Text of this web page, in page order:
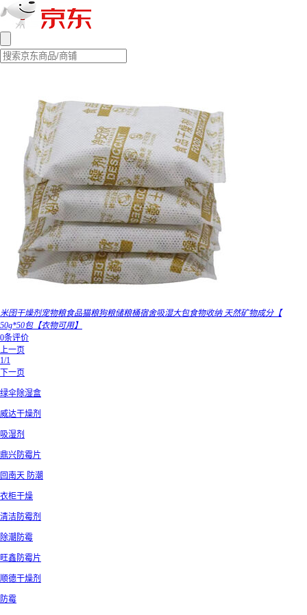
米囹干燥剂宠物粮食品猫粮狗粮储粮桶宿舍吸湿大包食物收纳 天然矿物成分【
50g*50包【衣物可用】
0条评价
上一页
1/1
下一页
绿伞除湿盒
威达干燥剂
吸湿剂
鼎兴防霉片
回南天 防潮
衣柜干燥
清洁防霉剂
除潮防霉
旺鑫防霉片
顺德干燥剂
防霉